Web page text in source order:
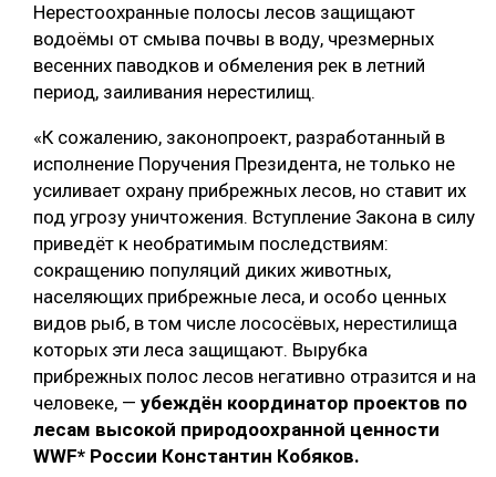
СОРТИРОВКА ДРЕВЕСИНЫ
СУШКА ДРЕВЕСИНЫ
МЕБЕЛЬНОЕ ПРОИЗВОДСТВО
Нерестоохранные полосы лесов защищают
водоёмы от смыва почвы в воду, чрезмерных
весенних паводков и обмеления рек в летний
период, заиливания нерестилищ.
«К сожалению, законопроект, разработанный в
исполнение Поручения Президента, не только не
усиливает охрану прибрежных лесов, но ставит их
под угрозу уничтожения. Вступление Закона в силу
приведёт к необратимым последствиям:
сокращению популяций диких животных,
населяющих прибрежные леса, и особо ценных
видов рыб, в том числе лососёвых, нерестилища
которых эти леса защищают. Вырубка
прибрежных полос лесов негативно отразится и на
человеке, — убеждён координатор проектов по
лесам высокой природоохранной ценности
WWF* России Константин Кобяков.